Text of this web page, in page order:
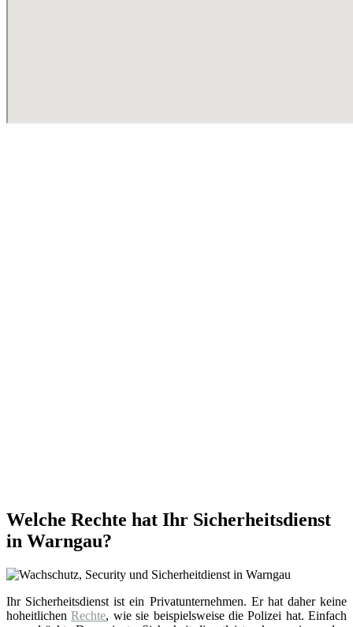
Welche Rechte hat Ihr Sicherheitsdienst
in Warngau?
Ihr Sicherheitsdienst ist ein Privatunternehmen. Er hat daher keine
hoheitlichenRechte, wie sie beispielsweise die Polizei hat. Einfach